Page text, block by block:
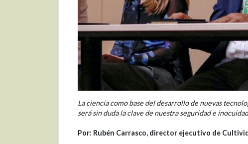
La ciencia como base del desarrollo de nuevas
será sin duda la clave de nuestra seguridad e
Por: Rubén Carrasco, director ejecutivo de